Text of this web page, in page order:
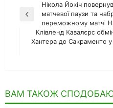
Навігація
записів
Попередній
Нікола Йокіч
матчевої паузи та
переможному матчі
Наступний
Клівленд Кавалєрс
Хантера до Сакраменто у
ВАМ ТАКОЖ